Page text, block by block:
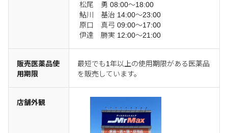
松尾 勇 08:00～18:00
鮎川 基治 14:00～23:00
原口 真弓 09:00～17:00
伊達 勝実 12:00～21:00
販売医薬品使
用期限
最短でも1年以上の使用期限がある医薬品
を販売しています。
店舗外観